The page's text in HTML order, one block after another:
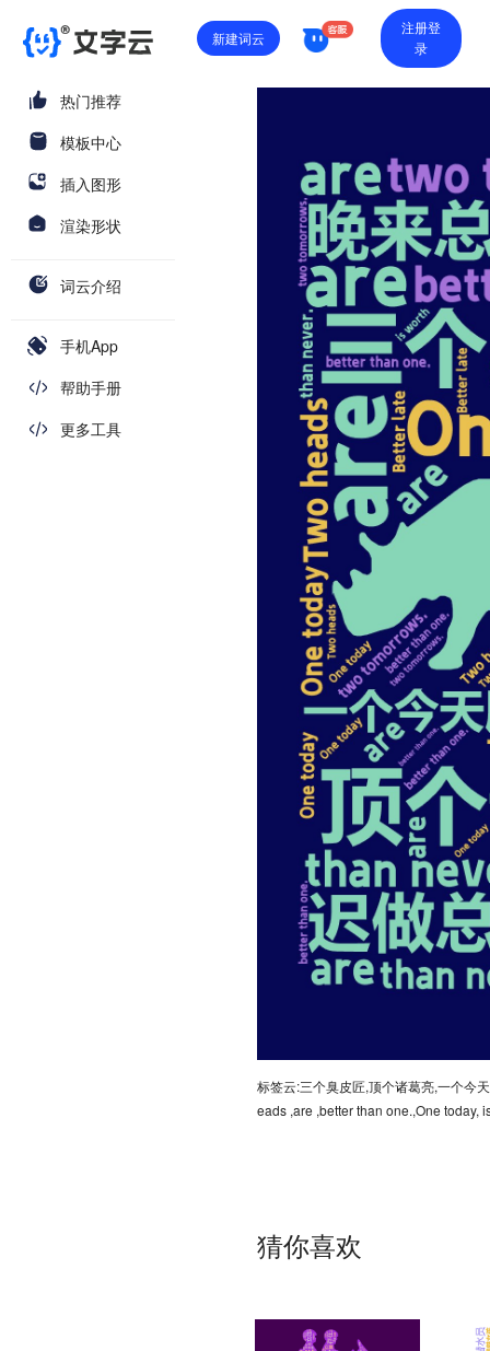
新建词云
注册登
录
热门推荐
模板中心
插入图形
渲染形状
词云介绍
手机App
帮助手册
更多工具
标签云:三个臭皮匠,顶个诸葛亮,一个今
eads ,are ,better than one.,One today,
猜你喜欢